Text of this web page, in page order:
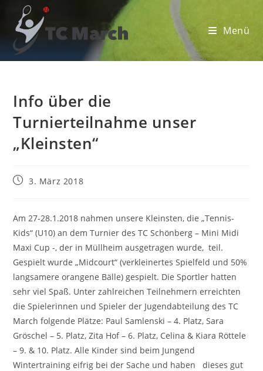
Inhalt
springen
Menü
Info über die
Turnierteilnahme unser
„Kleinsten“
Beitrag3. März 2018
Am 27-28.1.2018 nahmen unsere Kleinsten, die „Tennis-
Kids“ (U10) an dem Turnier des TC Schönberg – Mini Midi
Maxi Cup -, der in Müllheim ausgetragen wurde, teil.
Gespielt wurde „Midcourt“ (verkleinertes Spielfeld und 50%
langsamere orangene Bälle) gespielt. Die Sportler hatten
sehr viel Spaß. Unter zahlreichen Teilnehmern erreichten
die Spielerinnen und Spieler der Jugendabteilung des TC
March folgende Plätze: Paul Samlenski – 4. Platz, Sara
Gröschel – 5. Platz, Zita Hof – 6. Platz, Celina & Kiara Röttele
– 9. & 10. Platz. Alle Kinder sind beim Jungend
Wintertraining eifrig bei der Sache und haben dieses gut